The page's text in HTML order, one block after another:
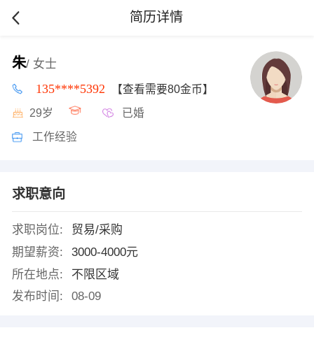
简历详情
朱/ 女士
135****5392 【查看需要80金币】
29岁 已婚
工作经验
求职意向
求职岗位:
贸易/采购
期望薪资:
3000-4000元
所在地点:
不限区域
发布时间:
08-09